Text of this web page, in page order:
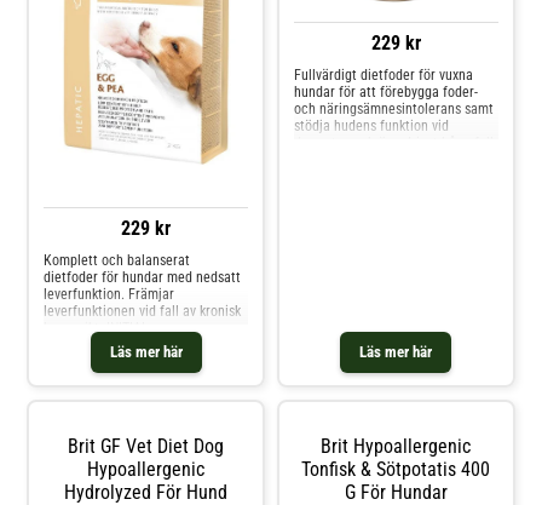
229 kr
Läs mer här
Komplett och balanserat
dietfoder för hundar med nedsatt
leverfunktion. Främjar
leverfunktionen vid fall av kronisk
leversvikt. INITIAL
UTFODRINGSPERIOD: Använd Brit
VD Hepatics Dog initialt under en
period av upp till 6 månader. Den
229 kr
Läs mer här
Fullvärdigt dietfoder för vuxna
hundar för att förebygga foder-
och näringsämnesintolerans samt
stödja hudens funktion vid
Brit GF Vet Diet Dog
Hypoallergenic
Hydrolyzed För Hund
Brit Hypoallergenic
Tonfisk & Sötpotatis 400
G För Hundar